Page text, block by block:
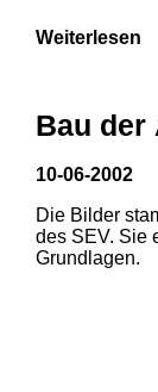
Weiterlesen
Bau der
10-06-2002
Die Bilder
des SEV. Sie
Grundlagen.